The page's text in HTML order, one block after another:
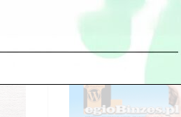
niedz. zamknięte